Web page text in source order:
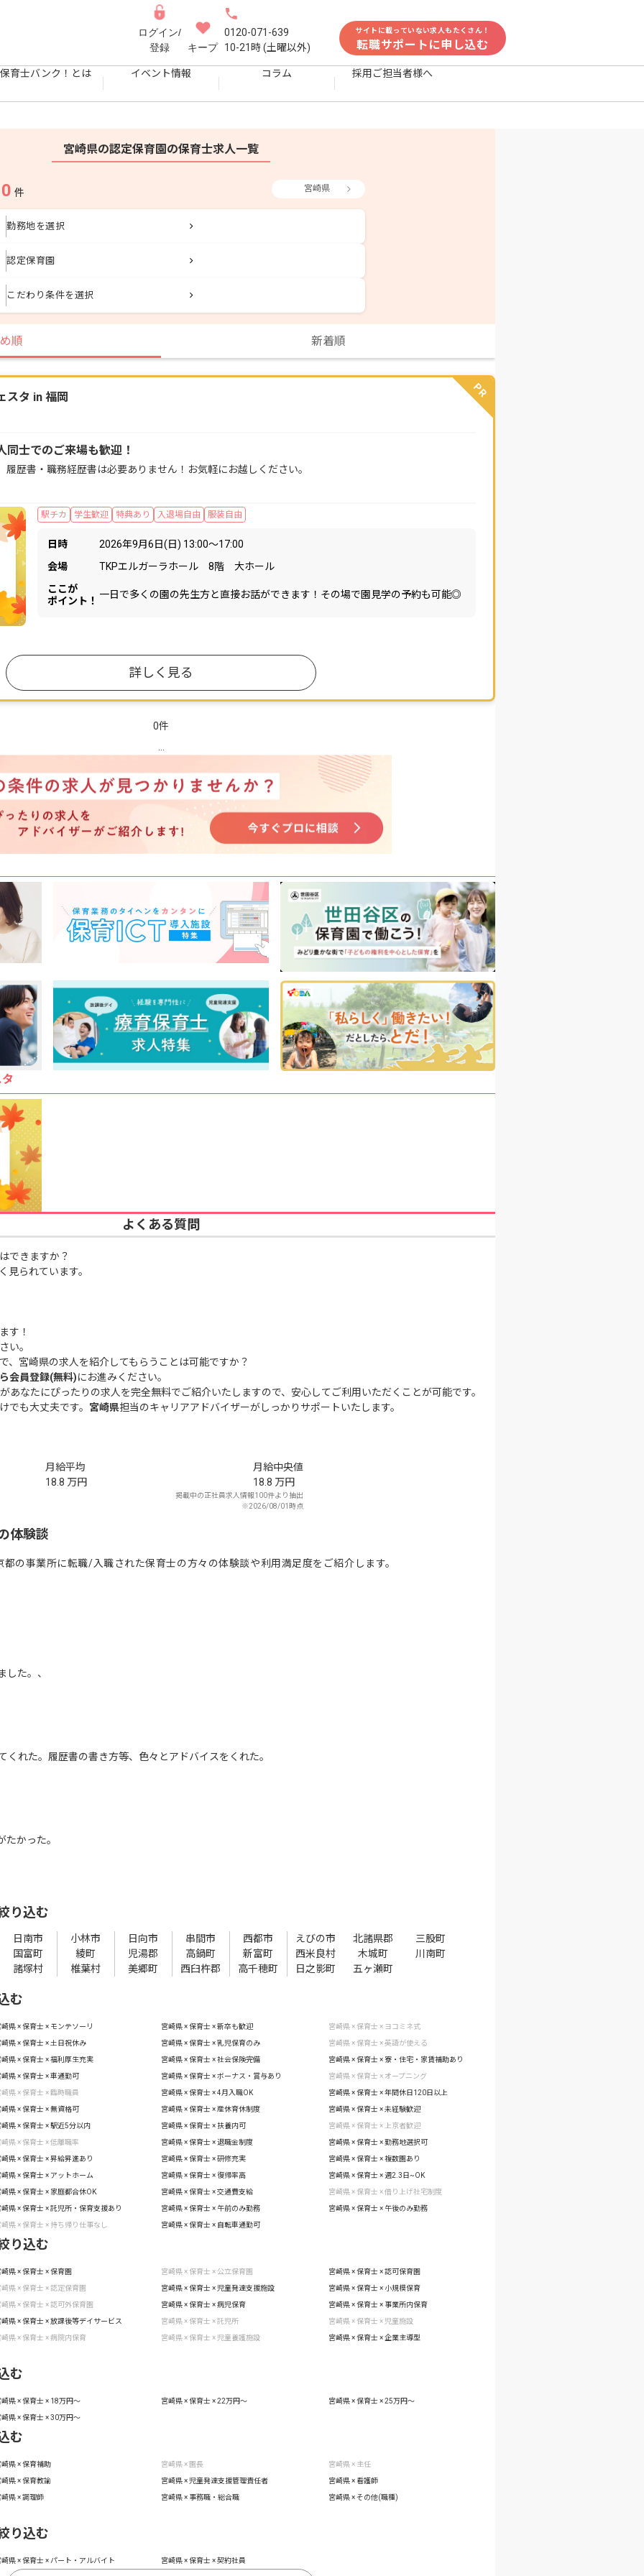
ログイン/
登録
キープ
0120-071-639
10-21時 (土曜以外)
サイトに載っていない求人もたくさん！
転職サポートに申し込む
保育士バンク！とは イベント情報 コラム 採用ご担当者様へ
宮崎県の認定保育園の保育士求人一覧
0 件 宮崎県
勤務地を選択
認定保育園
こだわり条件を選択
順 新着順
PR
スタ in 福岡
士でのご来場も歓迎！
駅チカ 学生歓迎 特典あり 入退場自由 服装自由
歴書・職務経歴書は必要ありません！お気軽にお越しください。
日時
2026年9月6日(日) 13:00〜17:00
会場
TKPエルガーラホール 8階 大ホール
ここが
ポイント！
一日で多くの園の先生方と直接お話ができます！その場で園見学の予約も可能◎
詳しく見る
0件
よくある質問
できますか？
見られています。
す！
い。
、宮崎県の求人を紹介してもらうことは可能ですか？
会員登録(無料)にお進みください。
あなたにぴったりの求人を完全無料でご紹介いたしますので、安心してご利用いただくことが可能です。
でも大丈夫です。 宮崎県担当のキャリアアドバイザーがしっかりサポートいたします。
月給平均
18.8 万円
月給中央値
18.8 万円
掲載中の正社員求人情報100件より抽出
※2026/08/01時点
体験談
の事業所に転職/入職された保育士の方々の体験談や利用満足度をご紹介します。
した。、
れた。履歴書の書き方等、色々とアドバイスをくれた。
かった。
り込む
日南市 小林市 日向市 串間市 西都市 えびの市 北諸県郡
三股町
国富町
綾町 児湯郡 高鍋町 新富町 西米良村 木城町
川南町
諸塚村
椎葉村 美郷町 西臼杵郡 高千穂町 日之影町 五ヶ瀬町
む
県 × 保育士 × モンテソーリ 宮崎県 × 保育士 × 新卒も歓迎 宮崎県 × 保育士 × ヨコミネ式
県 × 保育士 × 土日祝休み 宮崎県 × 保育士 × 乳児保育のみ 宮崎県 × 保育士 × 英語が使える
県 × 保育士 × 福利厚生充実 宮崎県 × 保育士 × 社会保険完備 宮崎県 × 保育士 × 寮・住宅・家賃補助あり
県 × 保育士 × 車通勤可 宮崎県 × 保育士 × ボーナス・賞与あり 宮崎県 × 保育士 × オープニング
県 × 保育士 × 臨時職員 宮崎県 × 保育士 × 4月入職OK 宮崎県 × 保育士 × 年間休日120日以上
県 × 保育士 × 無資格可 宮崎県 × 保育士 × 産休育休制度 宮崎県 × 保育士 × 未経験歓迎
県 × 保育士 × 駅近5分以内 宮崎県 × 保育士 × 扶養内可 宮崎県 × 保育士 × 上京者歓迎
県 × 保育士 × 低離職率 宮崎県 × 保育士 × 退職金制度 宮崎県 × 保育士 × 勤務地選択可
県 × 保育士 × 昇給昇進あり 宮崎県 × 保育士 × 研修充実 宮崎県 × 保育士 × 複数園あり
県 × 保育士 × アットホーム 宮崎県 × 保育士 × 復帰率高 宮崎県 × 保育士 × 週2.3日~OK
県 × 保育士 × 家庭都合休OK 宮崎県 × 保育士 × 交通費支給 宮崎県 × 保育士 × 借り上げ社宅制度
県 × 保育士 × 託児所・保育支援あり 宮崎県 × 保育士 × 午前のみ勤務 宮崎県 × 保育士 × 午後のみ勤務
県 × 保育士 × 持ち帰り仕事なし 宮崎県 × 保育士 × 自転車通勤可
り込む
県 × 保育士 × 保育園 宮崎県 × 保育士 × 公立保育園 宮崎県 × 保育士 × 認可保育園
県 × 保育士 × 認定保育園 宮崎県 × 保育士 × 児童発達支援施設 宮崎県 × 保育士 × 小規模保育
県 × 保育士 × 認可外保育園 宮崎県 × 保育士 × 病児保育 宮崎県 × 保育士 × 事業所内保育
県 × 保育士 × 放課後等デイサービス 宮崎県 × 保育士 × 託児所 宮崎県 × 保育士 × 児童施設
県 × 保育士 × 病院内保育 宮崎県 × 保育士 × 児童養護施設 宮崎県 × 保育士 × 企業主導型
む
県 × 保育士 × 18万円〜 宮崎県 × 保育士 × 22万円〜 宮崎県 × 保育士 × 25万円〜
県 × 保育士 × 30万円〜
む
県 × 保育補助 宮崎県 × 園長 宮崎県 × 主任
県 × 保育教諭 宮崎県 × 児童発達支援管理責任者 宮崎県 × 看護師
県 × 調理師 宮崎県 × 事務職・総合職 宮崎県 × その他(職種)
り込む
県 × 保育士 × パート・アルバイト 宮崎県 × 保育士 × 契約社員